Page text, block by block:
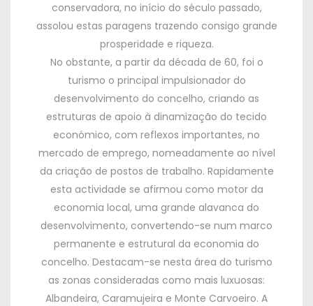
conservadora, no início do século passado,
assolou estas paragens trazendo consigo grande
prosperidade e riqueza.
No obstante, a partir da década de 60, foi o
turismo o principal impulsionador do
desenvolvimento do concelho, criando as
estruturas de apoio à dinamização do tecido
económico, com reflexos importantes, no
mercado de emprego, nomeadamente ao nível
da criação de postos de trabalho. Rapidamente
esta actividade se afirmou como motor da
economia local, uma grande alavanca do
desenvolvimento, convertendo-se num marco
permanente e estrutural da economia do
concelho. Destacam-se nesta área do turismo
as zonas consideradas como mais luxuosas:
Albandeira, Caramujeira e Monte Carvoeiro. A